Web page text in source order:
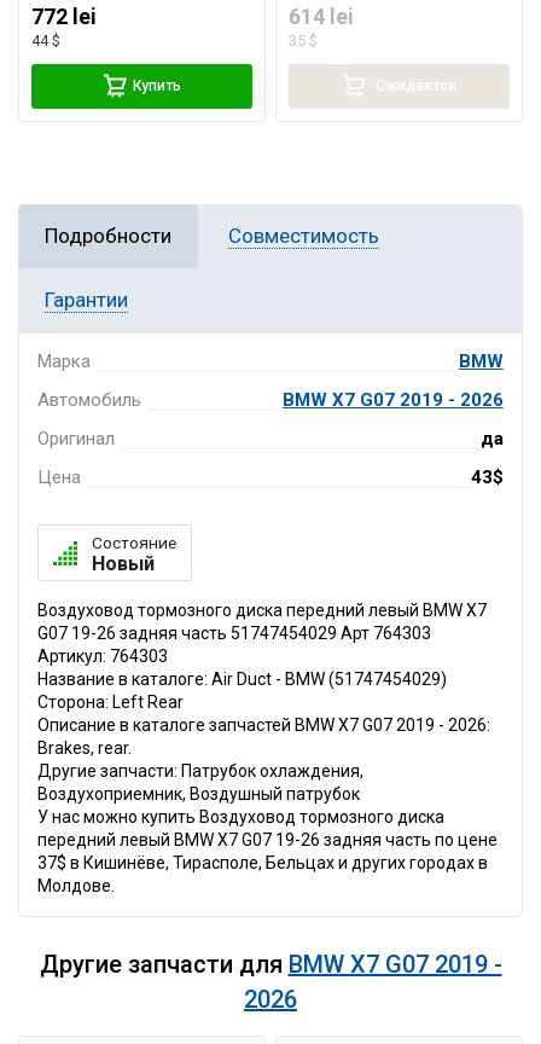
772 lei
44 $
Купить
614 lei
35 $
Ожидается
Подробности Совместимость
Гарантии
Марка
BMW
Автомобиль
BMW X7 G07 2019 - 2026
Оригинал
да
Цена
43$
Состояние
Новый
Воздуховод тормозного диска передний левый BMW X7
G07 19-26 задняя часть 51747454029 Арт 764303
Артикул: 764303
Название в каталоге: Air Duct - BMW (51747454029)
Сторона: Left Rear
Описание в каталоге запчастей BMW X7 G07 2019 - 2026:
Brakes, rear.
Другие запчасти: Патрубок охлаждения,
Воздухоприемник, Воздушный патрубок
У нас можно купить Воздуховод тормозного диска
передний левый BMW X7 G07 19-26 задняя часть по цене
37$ в Кишинёве, Тирасполе, Бельцах и других городах в
Молдове.
Другие запчасти для BMW X7 G07 2019 -
2026